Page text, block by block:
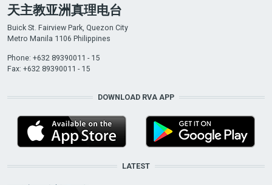
天主教亚洲真理电台
Buick St. Fairview Park, Quezon City
Metro Manila 1106 Philippines
Phone: +632 89390011 - 15
Fax: +632 89390011 - 15
DOWNLOAD RVA APP
LATEST